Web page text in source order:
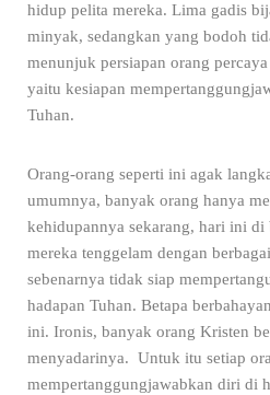
hidup pelita mereka. Lima gadis
minyak, sedangkan yang bodoh
menunjuk persiapan orang
yaitu kesiapan
Tuhan.
Orang-orang seperti ini agak
umumnya, banyak orang hanya
kehidupannya sekarang, hari ini
mereka tenggelam dengan
sebenarnya tidak siap
hadapan Tuhan. Betapa
ini. Ironis, banyak orang Kristen
menyadarinya. Untuk itu setiap
mempertanggungjawabkan diri di